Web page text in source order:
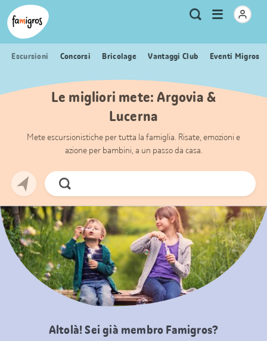
Navigazione
segnalibri
Header
Logo Metanavigazione
Ricerca
Apri
menu
Escursioni Concorsi Bricolage Vantaggi Club Eventi Migros
Le migliori mete: Argovia &
Lucerna
Mete escursionistiche per tutta la famiglia. Risate, emozioni e
azione per bambini, a un passo da casa.
Cerca
ora
Altolà! Sei già membro Famigros?